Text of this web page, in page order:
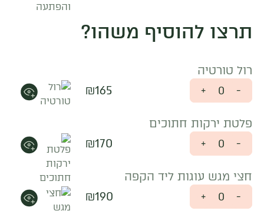
תרצו להוסיף משהו?
רול טורטיה
₪165
פלטת ירקות חתוכים
₪170
חצי מגש עוגות ליד הקפה
₪190